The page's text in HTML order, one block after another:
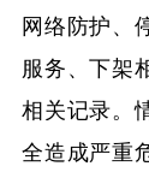
网络防护、
服务、下架
相关记录。
全造成严重